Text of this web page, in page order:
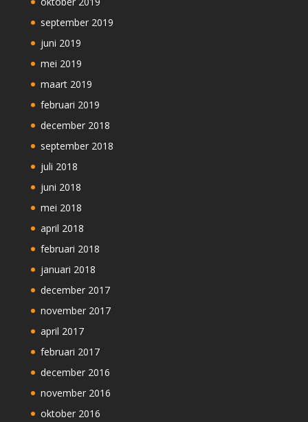
september 2019
juni 2019
mei 2019
maart 2019
februari 2019
december 2018
september 2018
juli 2018
juni 2018
mei 2018
april 2018
februari 2018
januari 2018
december 2017
november 2017
april 2017
februari 2017
december 2016
november 2016
oktober 2016